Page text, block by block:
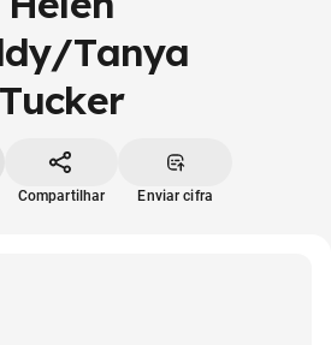
Tanya
Tucker
Compartilhar Enviar cifra